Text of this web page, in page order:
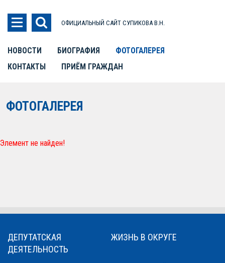
ОФИЦИАЛЬНЫЙ САЙТ СУПИКОВА В.Н.
НОВОСТИ БИОГРАФИЯ
ФОТОГАЛЕРЕЯ
КОНТАКТЫ
ПРИЁМ ГРАЖДАН
ФОТОГАЛЕРЕЯ
Элемент не найден!
ДЕПУТАТСКАЯ
ДЕЯТЕЛЬНОСТЬ
ЖИЗНЬ В ОКРУГЕ